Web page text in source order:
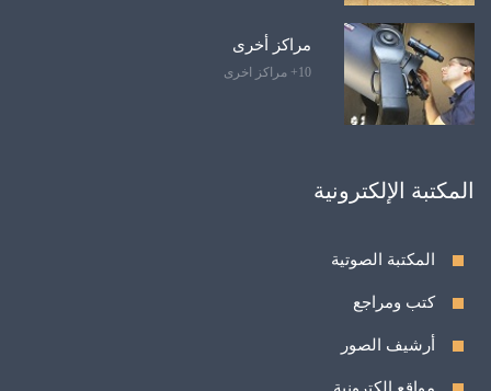
مراكز أخرى
10+ مراكز اخرى
المكتبة الإلكترونية
المكتبة الصوتية
كتب ومراجع
أرشيف الصور
مواقع الكترونية